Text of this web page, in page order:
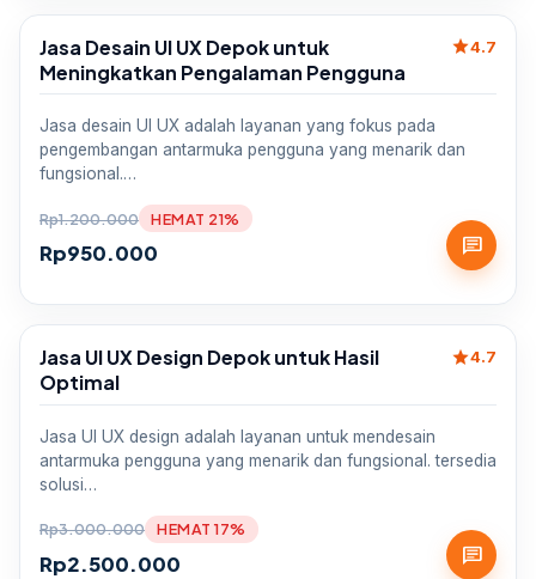
Sale
Jasa Desain UI UX Depok untuk
Meningkatkan Pengalaman Pengguna
star4.7
Jasa desain UI UX adalah layanan yang fokus pada
pengembangan antarmuka pengguna yang menarik dan
fungsional.…
Rp1.200.000
Rp950.000
HEMAT 21%
chat
Sale
Jasa UI UX Design Depok untuk Hasil
Optimal
star4.7
Jasa UI UX design adalah layanan untuk mendesain
antarmuka pengguna yang menarik dan fungsional. tersedia
solusi…
Rp3.000.000
Rp2.500.000
HEMAT 17%
chat